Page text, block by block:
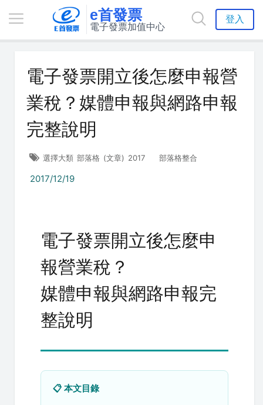
e首發票
電子發票加值中心
登入
電子發票開立後怎麼申報營
業稅？媒體申報與網路申報
完整說明
選擇大類 部落格 (文章) 2017 部落格整合
2017/12/19
電子發票開立後怎麼申
報營業稅？
媒體申報與網路申報完
整說明
📋 本文目錄